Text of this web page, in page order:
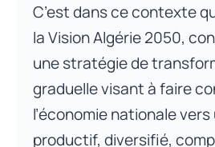
C’est dans ce contexte
la Vision Algérie 2050,
une stratégie de
graduelle visant à faire
l’économie nationale
productif, diversifié,